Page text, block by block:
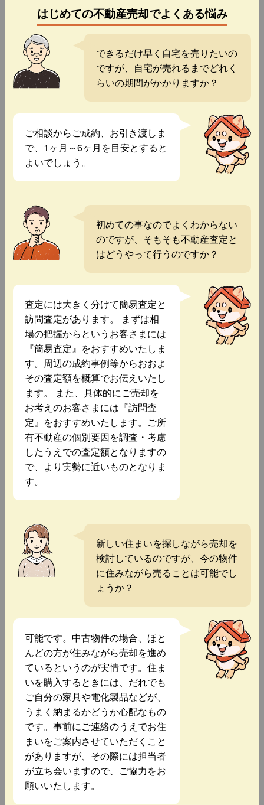
はじめての不動産売却でよくある悩み
できるだけ早く自宅を売りたいの
ですが、自宅が売れるまでどれく
らいの期間がかかりますか？
ご相談からご成約、お引き渡しま
で、1ヶ月～6ヶ月を目安とすると
よいでしょう。
初めての事なのでよくわからない
のですが、そもそも不動産査定と
はどうやって行うのですか？
査定には大きく分けて簡易査定と
訪問査定があります。 まずは相
場の把握からというお客さまには
『簡易査定』をおすすめいたしま
す。周辺の成約事例等からおおよ
その査定額を概算でお伝えいたし
ます。 また、具体的にご売却を
お考えのお客さまには『訪問査
定』をおすすめいたします。ご所
有不動産の個別要因を調査・考慮
したうえでの査定額となりますの
で、より実勢に近いものとなりま
す。
新しい住まいを探しながら売却を
検討しているのですが、今の物件
に住みながら売ることは可能でし
ょうか？
可能です。中古物件の場合、ほと
んどの方が住みながら売却を進め
ているというのが実情です。住ま
いを購入するときには、だれでも
ご自分の家具や電化製品などが、
うまく納まるかどうか心配なもの
です。事前にご連絡のうえでお住
まいをご案内させていただくこと
がありますが、その際には担当者
が立ち会いますので、ご協力をお
願いいたします。